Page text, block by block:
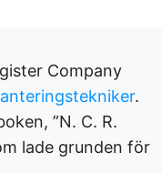
Company
.
”N. C. R.
lade grunden för